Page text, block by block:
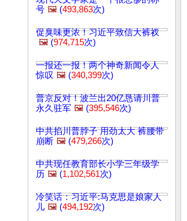
号 🖼️ (493,863次)
促臭味更浓！习近平致信大裤衩
🖼️ (974,715次)
一报还一报！两个神奇新闻令人
惊叹 🖼️ (340,399次)
普京反对！波兰出20亿恳请川普
永久驻军 🖼️ (395,546次)
中共掐川普脖子 用劲太大 裤腰带
崩断 🖼️ (479,266次)
中共现任教育部长小学三年级学
历 🖼️ (1,102,561次)
冷笑话：习近平:马克思是娘家人
儿 🖼️ (494,192次)